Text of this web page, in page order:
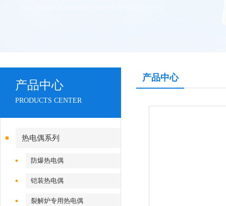
产品中心
PRODUCTS CENTER
热电偶系列
防爆热电偶
铠装热电偶
裂解炉专用热电偶
产品中心